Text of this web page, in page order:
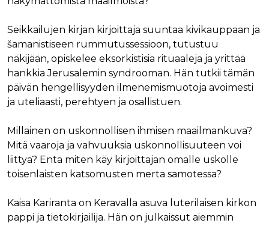
Seikkailujen kirjan kirjoittaja suuntaa kivikauppaan ja
šamanistiseen rummutussessioon, tutustuu
näkijään, opiskelee eksorkistisia rituaaleja ja yrittää
hankkia Jerusalemin syndrooman. Hän tutkii tämän
päivän hengellisyyden ilmenemismuotoja avoimesti
ja uteliaasti, perehtyen ja osallistuen.
Millainen on uskonnollisen ihmisen maailmankuva?
Mitä vaaroja ja vahvuuksia uskonnollisuuteen voi
liittyä? Entä miten käy kirjoittajan omalle uskolle
toisenlaisten katsomusten merta samotessa?
Kaisa Kariranta on Keravalla asuva luterilaisen kirkon
pappi ja tietokirjailija. Hän on julkaissut aiemmin